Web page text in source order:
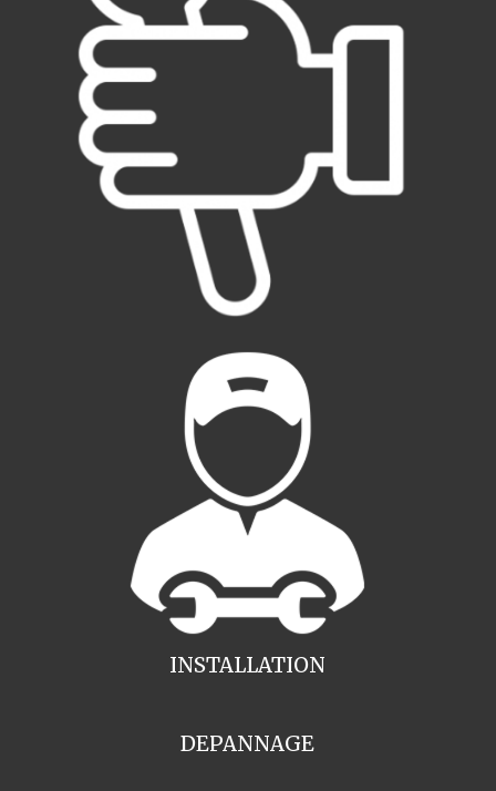
INSTALLATION
DEPANNAGE